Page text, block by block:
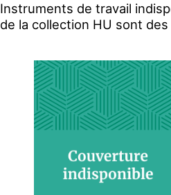
Instruments de travail
de la collection HU sont